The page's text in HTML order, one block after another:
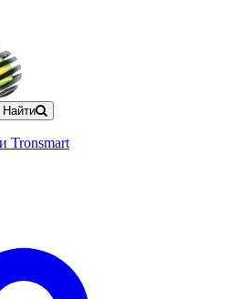
Найти
Tronsmart